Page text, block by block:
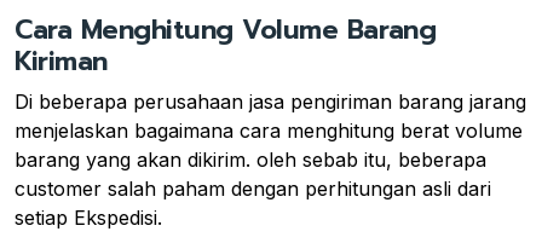
Cara Menghitung Volume Barang
Kiriman
Di beberapa perusahaan jasa pengiriman barang jarang
menjelaskan bagaimana cara menghitung berat volume
barang yang akan dikirim. oleh sebab itu, beberapa
customer salah paham dengan perhitungan asli dari
setiap Ekspedisi.